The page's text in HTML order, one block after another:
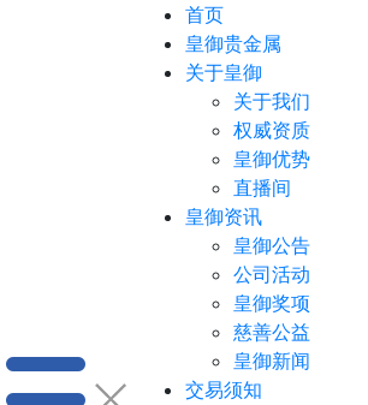
首页
皇御贵金属
关于皇御
关于我们
权威资质
皇御优势
直播间
皇御资讯
皇御公告
公司活动
皇御奖项
慈善公益
皇御新闻
交易须知